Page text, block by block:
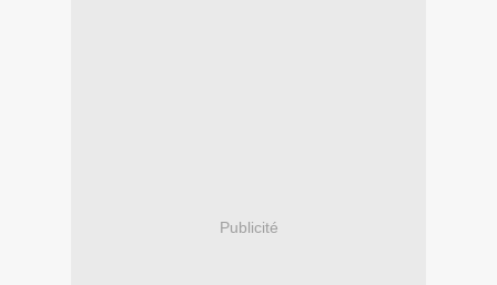
Publicité